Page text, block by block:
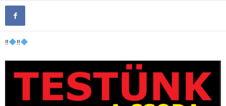
‼ ‼